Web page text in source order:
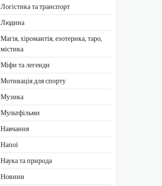
Логістика та транспорт
Людина
Магія, хіромантія, езотерика, таро,
містика
Міфи та легенди
Мотивація для спорту
Музика
Мультфільми
Навчання
Напої
Наука та природа
Новини